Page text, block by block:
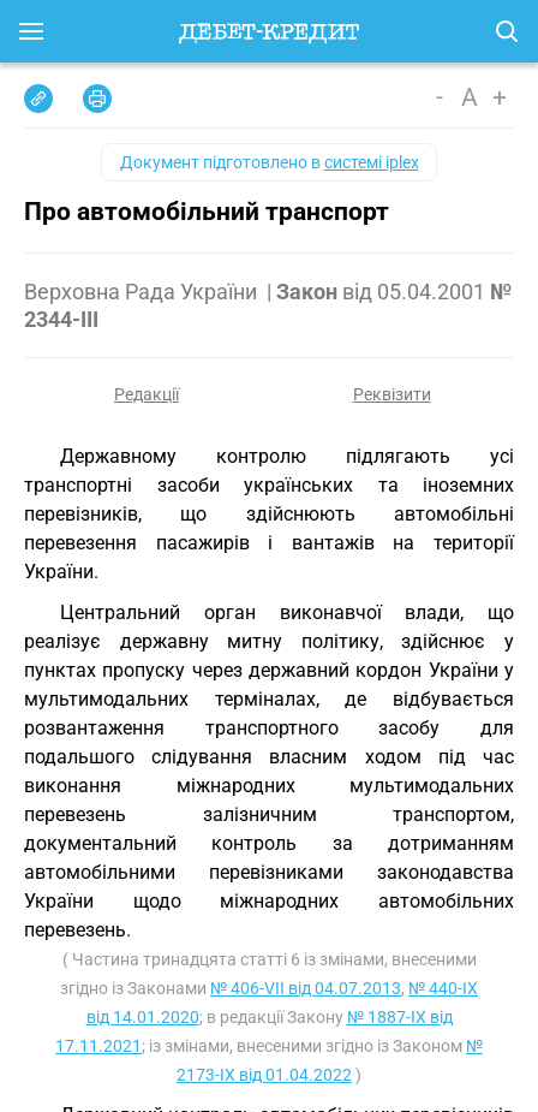
- A +
Документ підготовлено всистемі iplex
Про автомобільний транспорт
Верховна Рада України | Закон від 05.04.2001 №
2344-III
Редакції Реквізити
Державному контролю підлягають усі
транспортні засоби українських та іноземних
перевізників, що здійснюють автомобільні
перевезення пасажирів і вантажів на території
України.
Центральний орган виконавчої влади, що
реалізує державну митну політику, здійснює у
пунктах пропуску через державний кордон України у
мультимодальних терміналах, де відбувається
розвантаження транспортного засобу для
подальшого слідування власним ходом під час
виконання міжнародних мультимодальних
перевезень залізничним транспортом,
документальний контроль за дотриманням
автомобільними перевізниками законодавства
України щодо міжнародних автомобільних
перевезень.
( Частина тринадцята статті 6 із змінами, внесеними
згідно із Законами № 406-VII від 04.07.2013, № 440-IX
від 14.01.2020; в редакції Закону № 1887-IX від
17.11.2021 ; із змінами, внесеними згідно із Законом №
2173-IX від 01.04.2022 )